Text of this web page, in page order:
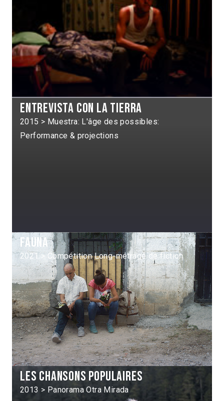
Entrevista con la tierra
2015 > Muestra: L'âge des possibles:
Performance & projections
Fauna
2021 > Compétition Long-métrage de fiction
Les Chansons populaires
2013 > Panorama Otra Mirada